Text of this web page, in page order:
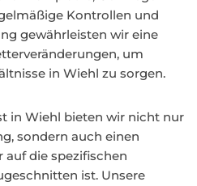
Kontrollen und
gewährleisten wir eine
um
in Wiehl zu sorgen.
in Wiehl bieten wir nicht nur
sondern auch einen
auf die spezifischen
ist. Unsere